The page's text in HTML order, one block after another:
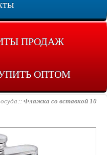
ПРОДАЖ
ОПТОМ
Фляжка со вставкой 10